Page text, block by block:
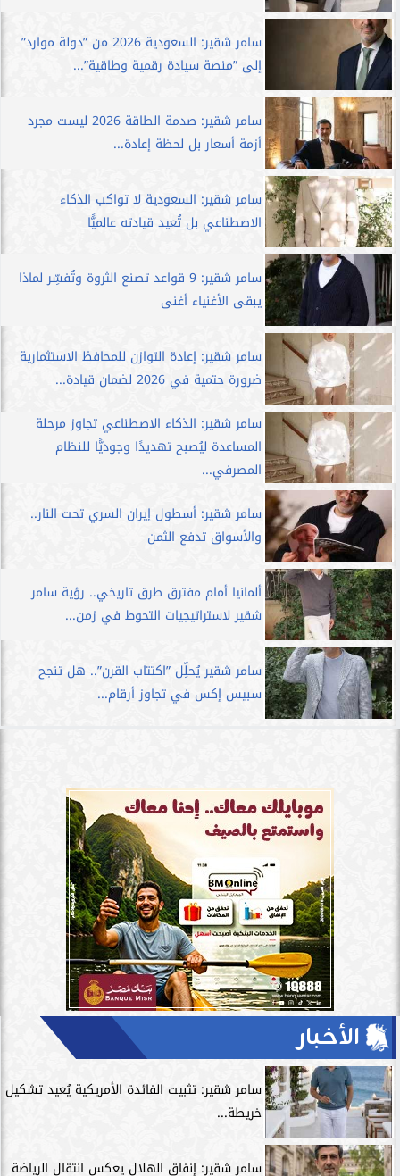
سامر شقير: السعودية 2026 من ”دولة موارد”
إلى ”منصة سيادة رقمية وطاقية”...
سامر شقير: صدمة الطاقة 2026 ليست مجرد
أزمة أسعار بل لحظة إعادة...
سامر شقير: السعودية لا تواكب الذكاء
الاصطناعي بل تُعيد قيادته عالميًّا
سامر شقير: 9 قواعد تصنع الثروة وتُفسِّر لماذا
يبقى الأغنياء أغنى
سامر شقير: إعادة التوازن للمحافظ الاستثمارية
ضرورة حتمية في 2026 لضمان قيادة...
سامر شقير: الذكاء الاصطناعي تجاوز مرحلة
المساعدة ليُصبح تهديدًا وجوديًّا للنظام
المصرفي...
سامر شقير: أسطول إيران السري تحت النار..
والأسواق تدفع الثمن
ألمانيا أمام مفترق طرق تاريخي.. رؤية سامر
شقير لاستراتيجيات التحوط في زمن...
سامر شقير يُحلِّل ”اكتتاب القرن”.. هل تنجح
سبيس إكس في تجاوز أرقام...
الأخبار
سامر شقير: تثبيت الفائدة الأمريكية يُعيد تشكيل
خريطة...
سامر شقير: إنفاق الهلال يعكس انتقال الرياضة